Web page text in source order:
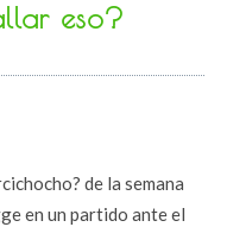
eso?
de la semana
en un partido ante el